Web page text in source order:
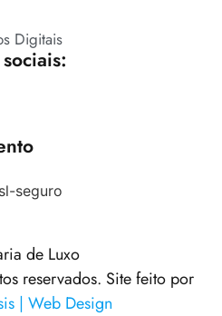
Digitais
de Luxo
reservados. Site feito por
| Web Design